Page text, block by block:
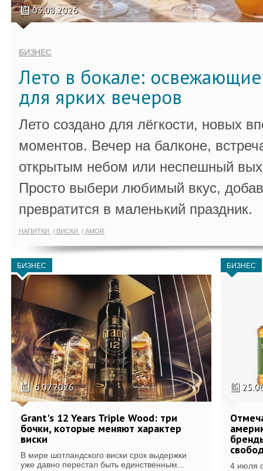
03.08.2026
БИЗНЕС
Лето в бокале:
для ярких вечеров
Лето создано для лёгкости, новых
моментов. Вечер на балконе,
открытым небом или неспешный
Просто выбери любимый вкус,
превратится в маленький праздник.
НАПИТКИ ВИСКИ AMOR
БИЗНЕС
6.07.2026
Grant's 12 Years Triple Wood: три
бочки, которые меняют характер
виски
В мире шотландского виски срок выдержки
уже давно перестал быть единственным...
БИЗНЕС
4 июля